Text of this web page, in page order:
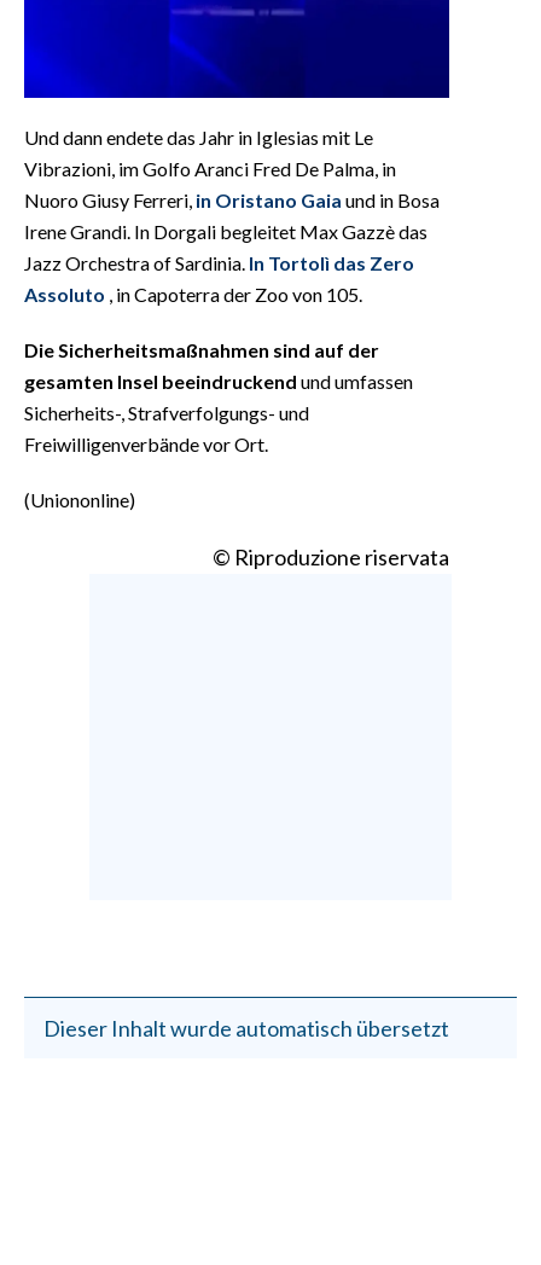
Und dann endete das Jahr in Iglesias mit Le
Vibrazioni, im Golfo Aranci Fred De Palma, in
Nuoro Giusy Ferreri, in Oristano Gaia und in Bosa
Irene Grandi. In Dorgali begleitet Max Gazzè das
Jazz Orchestra of Sardinia. In Tortolì das Zero
Assoluto , in Capoterra der Zoo von 105.
Die Sicherheitsmaßnahmen sind auf der
gesamten Insel beeindruckend und umfassen
Sicherheits-, Strafverfolgungs- und
Freiwilligenverbände vor Ort.
(Uniononline)
© Riproduzione riservata
Dieser Inhalt wurde automatisch übersetzt